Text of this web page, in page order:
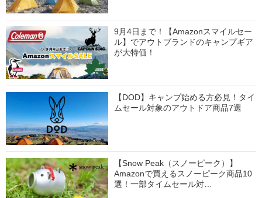
9月4日まで！【Amazonスマイルセー
ル】でアウトブランドのキャンプギア
が大特価！
【DOD】キャンプ始める方必見！タイ
ムセール対象のアウトドア商品7選
【Snow Peak（スノーピーク）】
Amazonで買えるスノーピーク商品10
選！一部タイムセール対…